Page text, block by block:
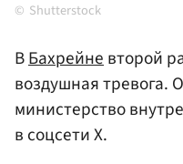
Shutterstock
ВБахрейневторой
воздушная тревога.
министерство
в соцсети X.